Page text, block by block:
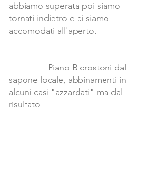
abbiamo superata poi siamo
tornati indietro e ci siamo
accomodati all'aperto.
                Piano B crostoni dal
sapone locale, abbinamenti in
alcuni casi "azzardati" ma dal
risultato